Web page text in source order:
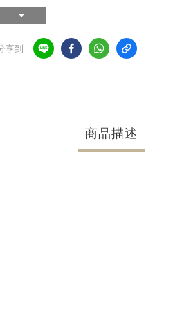
享到
商品描述